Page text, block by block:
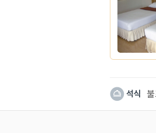
있고 그
면서 오른
법 깨끗하
●수용인원